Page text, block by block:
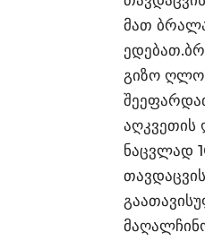
მათ
გიზო
აღკვეთის
ნაცვლად